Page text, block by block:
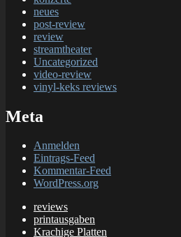
neues
post-review
review
streamtheater
Uncategorized
video-review
vinyl-keks reviews
Meta
Anmelden
Eintrags-Feed
Kommentar-Feed
WordPress.org
reviews
printausgaben
Krachige Platten